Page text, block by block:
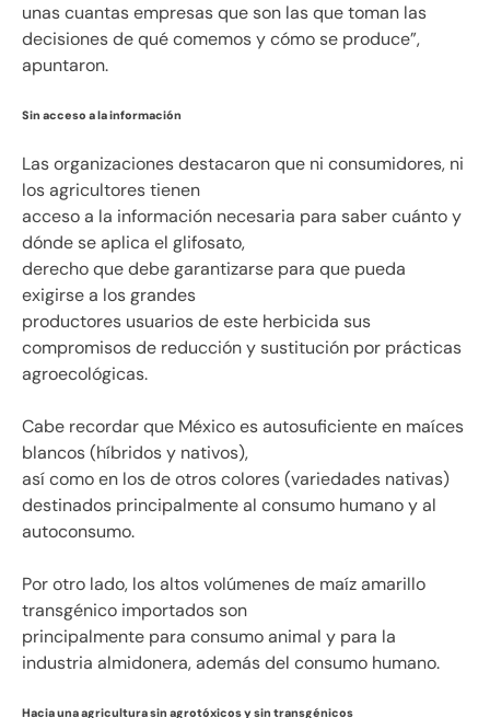
unas cuantas empresas que son las que toman las
decisiones de qué comemos y cómo se produce”,
apuntaron.
Sin acceso a la información
Las organizaciones destacaron que ni consumidores, ni
los agricultores tienen
acceso a la información necesaria para saber cuánto y
dónde se aplica el glifosato,
derecho que debe garantizarse para que pueda
exigirse a los grandes
productores usuarios de este herbicida sus
compromisos de reducción y sustitución por prácticas
agroecológicas.
Cabe recordar que México es autosuficiente en maíces
blancos (híbridos y nativos),
así como en los de otros colores (variedades nativas)
destinados principalmente al consumo humano y al
autoconsumo.
Por otro lado, los altos volúmenes de maíz amarillo
transgénico importados son
principalmente para consumo animal y para la
industria almidonera, además del consumo humano.
Hacia una agricultura sin agrotóxicos y sin transgénicos